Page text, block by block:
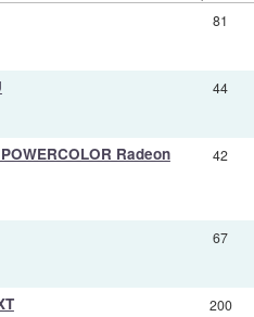
81
44
Radeon 42
67
200